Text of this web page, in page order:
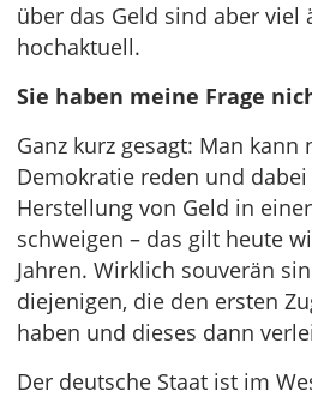
über das Geld sind aber viel
hochaktuell.
Sie haben meine Frage
Ganz kurz gesagt: Man kann
Demokratie reden und
Herstellung von Geld in
schweigen – das gilt heute
Jahren. Wirklich souverän
diejenigen, die den ersten
haben und dieses dann
Der deutsche Staat ist im